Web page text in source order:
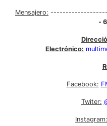
Mensajero:
-
Electrónico:
Facebook:
Twiter:
Instagram: